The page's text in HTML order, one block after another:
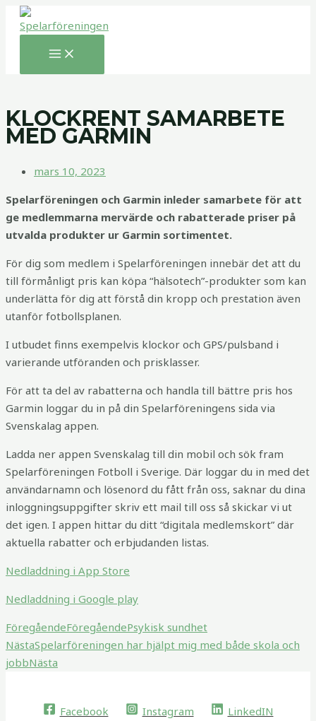
Hoppa
KLOCKRENT SAMARBETE
MED GARMIN
mars 10, 2023
Spelarföreningen och Garmin inleder samarbete för att
ge medlemmarna mervärde och rabatterade priser på
utvalda produkter ur Garmin sortimentet.
För dig som medlem i Spelarföreningen innebär det att du
till förmånligt pris kan köpa “hälsotech”-produkter som kan
underlätta för dig att förstå din kropp och prestation även
utanför fotbollsplanen.
I utbudet finns exempelvis klockor och GPS/pulsband i
varierande utföranden och prisklasser.
För att ta del av rabatterna och handla till bättre pris hos
Garmin loggar du in på din Spelarföreningens sida via
Svenskalag appen.
Ladda ner appen Svenskalag till din mobil och sök fram
Spelarföreningen Fotboll i Sverige. Där loggar du in med det
användarnamn och lösenord du fått från oss, saknar du dina
inloggningsuppgifter skriv ett mail till oss så skickar vi ut
det igen. I appen hittar du ditt “digitala medlemskort” där
aktuella rabatter och erbjudanden listas.
Nedladdning i App Store
Nedladdning i Google play
FöregåendeFöregåendePsykisk sundhet
NästaSpelarföreningen har hjälpt mig med både skola och
jobbNästa
Facebook Instagram LinkedIN